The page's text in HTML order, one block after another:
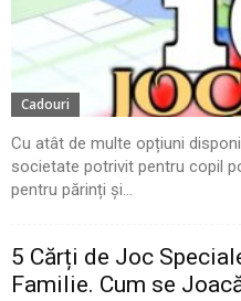
Cadouri
Cu atât de multe opțiuni
societate potrivit pentru copil
pentru părinți și...
5 Cărți de Joc
Familie. Cum se